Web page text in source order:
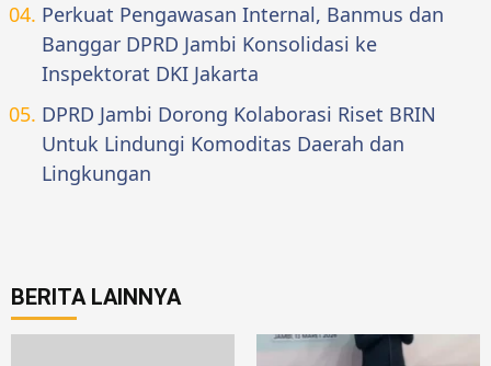
Perkuat Pengawasan Internal, Banmus dan
Banggar DPRD Jambi Konsolidasi ke
Inspektorat DKI Jakarta
DPRD Jambi Dorong Kolaborasi Riset BRIN
Untuk Lindungi Komoditas Daerah dan
Lingkungan
BERITA LAINNYA